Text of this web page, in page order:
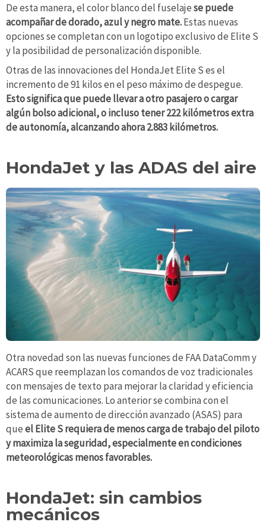
De esta manera, el color blanco del fuselajese puede
acompañar de dorado, azul y negro mate.Estas nuevas
opciones se completan con un logotipo exclusivo de Elite S
y la posibilidad de personalización disponible.
Otras de las innovaciones del HondaJet Elite S es el
incremento de 91 kilos en el peso máximo de despegue.
Esto significa que puede llevar a otro pasajero o cargar
algún bolso adicional, o incluso tener 222 kilómetros extra
de autonomía, alcanzando ahora 2.883 kilómetros.
HondaJet y las ADAS del aire
Otra novedad son las nuevas funciones de FAA DataComm y
ACARS que reemplazan los comandos de voz tradicionales
con mensajes de texto para mejorar la claridad y eficiencia
de las comunicaciones. Lo anterior se combina con el
sistema de aumento de dirección avanzado (ASAS) para
queel Elite S requiera de menos carga de trabajo del piloto
y maximiza la seguridad, especialmente en condiciones
meteorológicas menos favorables.
HondaJet: sin cambios
mecánicos